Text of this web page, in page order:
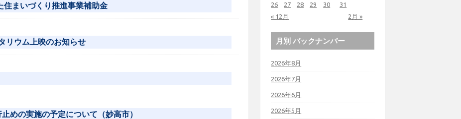
住まいづくり推進事業補助金
リウム上映のお知らせ
めの実施の予定について（妙高市）
« 12月 2月 »
26
27 28 29 30 31
月別 バックナンバー
2026年8月
2026年7月
2026年6月
2026年5月